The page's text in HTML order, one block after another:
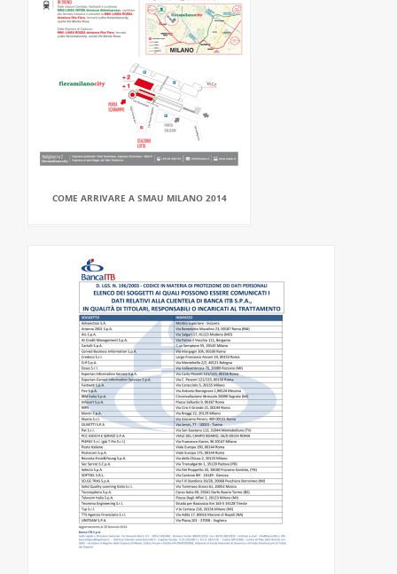
COME ARRIVARE A SMAU MILANO 2014